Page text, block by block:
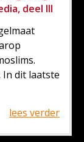
deel III
In dit laatste
lees verder